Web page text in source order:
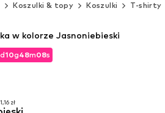
Koszulki & topy Koszulki T-shirty
d10g48m06s
zł
d10g48m06s
w kolorze Jasnoniebieski